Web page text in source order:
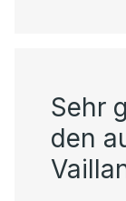
Sehr
den